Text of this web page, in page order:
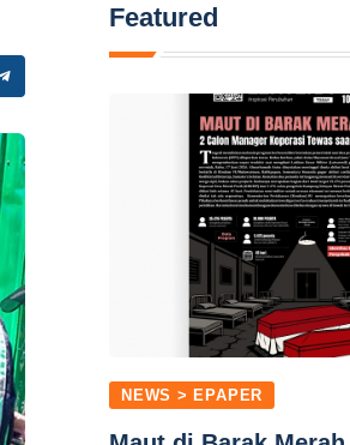
Featured
NEWS > EPAPER